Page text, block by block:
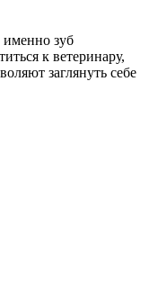
именно зуб
к ветеринару,
заглянуть себе